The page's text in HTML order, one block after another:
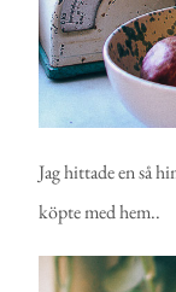
Jag hittade en så
köpte med hem..